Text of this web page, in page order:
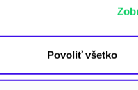
a v iných tretích
v osobitných
o spracúvaní údajov
Povoliť všetko